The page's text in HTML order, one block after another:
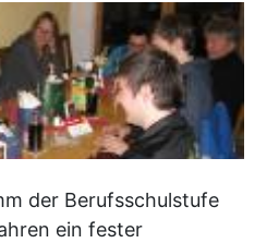
der Berufsschulstufe
ein fester